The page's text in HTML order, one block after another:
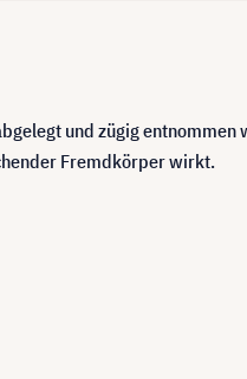
und zügig entnommen
Fremdkörper wirkt.